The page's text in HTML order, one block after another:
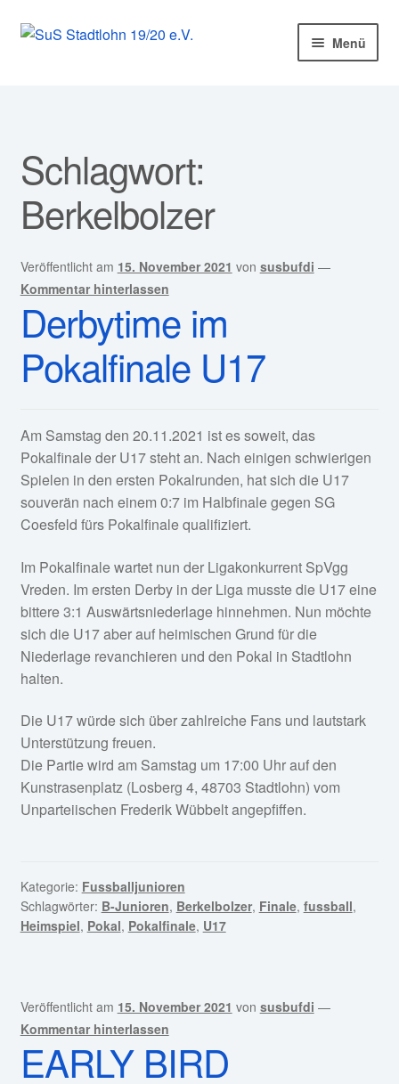
Zur
Zum
Menü
Unser Verein
Abteilungen
Kurse
Sponsoren
Service
Schlagwort:
Berkelbolzer
Veröffentlicht am 15. November 2021 von susbufdi —
Kommentar hinterlassen
Derbytime im
Pokalfinale U17
Am Samstag den 20.11.2021 ist es soweit, das
Pokalfinale der U17 steht an. Nach einigen schwierigen
Spielen in den ersten Pokalrunden, hat sich die U17
souverän nach einem 0:7 im Halbfinale gegen SG
Coesfeld fürs Pokalfinale qualifiziert.
Im Pokalfinale wartet nun der Ligakonkurrent SpVgg
Vreden. Im ersten Derby in der Liga musste die U17 eine
bittere 3:1 Auswärtsniederlage hinnehmen. Nun möchte
sich die U17 aber auf heimischen Grund für die
Niederlage revanchieren und den Pokal in Stadtlohn
halten.
Die U17 würde sich über zahlreiche Fans und lautstark
Unterstützung freuen.
Die Partie wird am Samstag um 17:00 Uhr auf den
Kunstrasenplatz (Losberg 4, 48703 Stadtlohn) vom
Unparteiischen Frederik Wübbelt angepfiffen.
Kategorie: Fussballjunioren
Schlagwörter: B-Junioren, Berkelbolzer, Finale, fussball,
Heimspiel, Pokal, Pokalfinale, U17
Veröffentlicht am 15. November 2021 von susbufdi —
Kommentar hinterlassen
EARLY BIRD